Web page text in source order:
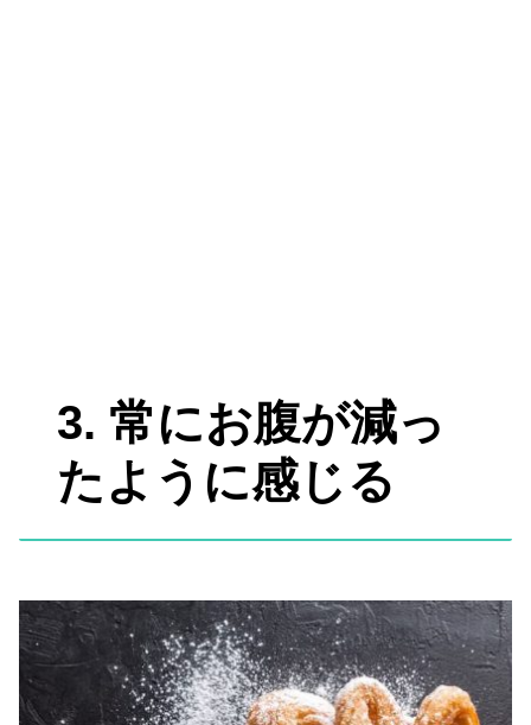
3. 常にお腹が減っ
たように感じる